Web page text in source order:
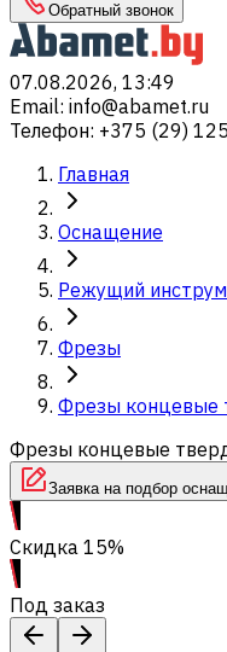
Обратный звонок
07.08.2026, 13:49
Email: info@abamet.ru
Телефон: +375 (29)
Главная
Оснащение
Режущий
Фрезы
Фрезы концевые
Фрезы концевые
Заявка на подбор
Скидка 15%
Под заказ